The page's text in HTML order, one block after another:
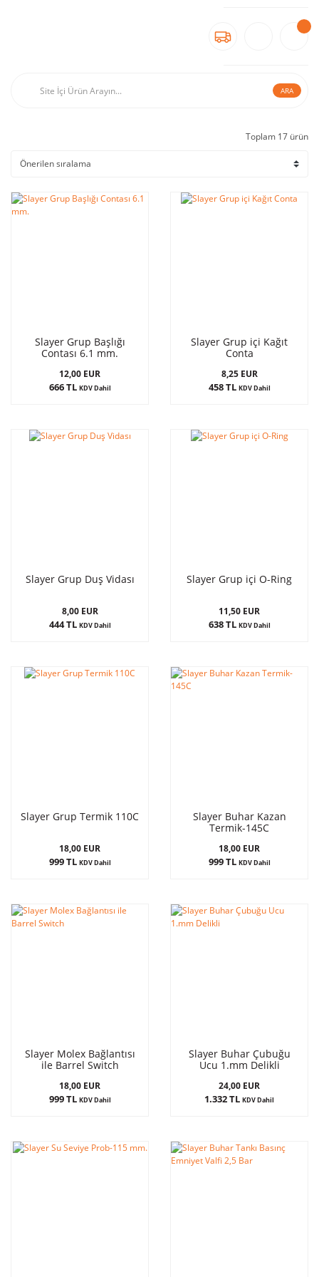
ARA
Toplam 17 ürün
Slayer Grup Başlığı
Contası 6.1 mm.
12,00 EUR
666 TL KDV Dahil
Slayer Grup içi Kağıt
Conta
8,25 EUR
458 TL KDV Dahil
Slayer Grup Duş Vidası
8,00 EUR
444 TL KDV Dahil
Slayer Grup içi O-Ring
11,50 EUR
638 TL KDV Dahil
Slayer Grup Termik 110C
18,00 EUR
999 TL KDV Dahil
Slayer Buhar Kazan
Termik-145C
18,00 EUR
999 TL KDV Dahil
Slayer Molex Bağlantısı
ile Barrel Switch
18,00 EUR
999 TL KDV Dahil
Slayer Buhar Çubuğu
Ucu 1.mm Delikli
24,00 EUR
1.332 TL KDV Dahil